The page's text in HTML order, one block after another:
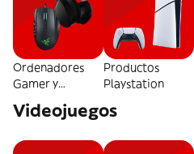
Ordenadores
Gamer y
Accesorios
Productos
Playstation
Videojuegos